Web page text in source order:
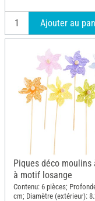
Ajouter au
Piques déco moulins
à motif losange
Contenu: 6 pièces;
cm; Diamètre (extérieur):